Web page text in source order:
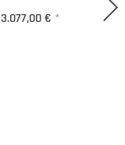
3.077,00 € *